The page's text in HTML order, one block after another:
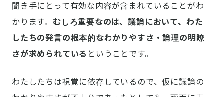
聞き手にとって有効な内容が含まれていることがわ
かります。 むしろ重要なのは、議論において、わた
したちの発言の根本的なわかりやすさ・論理の明瞭
さが求められている ということです。
わたしたちは視覚に依存しているので、仮に議論の